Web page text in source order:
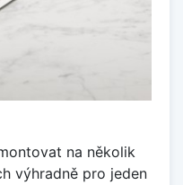
na několik
výhradně pro jeden